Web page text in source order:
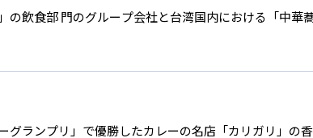
飲食部 門のグループ会社と台湾国内における「中華
ランプリ」で優勝したカレーの名店「カリガリ」の